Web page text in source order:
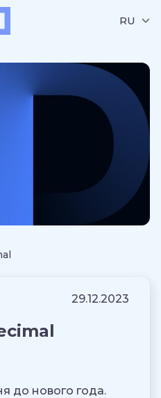
RU
29.12.2023
до нового года.